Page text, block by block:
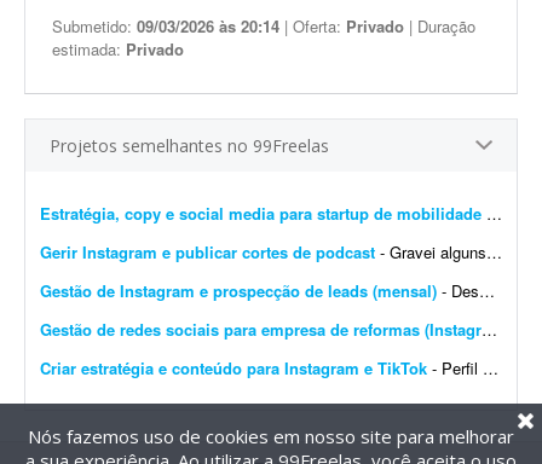
Submetido: 09/03/2026 às 20:14 | Oferta: Privado | Duração
estimada: Privado
Projetos semelhantes no 99Freelas
Estratégia, copy e social media para startup de mobilidade
Gerir Instagram e publicar cortes de podcast - Gravei alguns episódios de podcast e preciso de alguém para postar e gerir meu Instagram ? não tenho paciência para isso kkk. Eu já tenho 7 podcasts gravados que ...
Gestão de Instagram e prospecção de leads (mensal) - Descrição Busco um(a) freelancer para apoiar o marketing de uma startup SaaS voltada para o mercado de body piercing. O objetivo é executar atividades de marketing durante 30...
Gestão de redes sociais para empresa de reformas (Instagram e TikTok)
Criar estratégia e conteúdo para Instagram e TikTok - Perfil procurado Estamos procurando um(a) freelancer criativo(a), de preferência em início de carreira, para nos ajudar a crescer o Instagram e o TikTok do nosso Airbnb Bangalô ...
Nós fazemos uso de cookies em nosso site para melhorar